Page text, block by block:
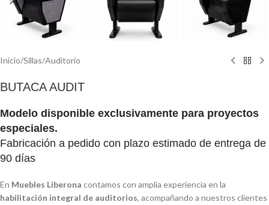
Inicio/Sillas/Auditorio
BUTACA AUDIT
Modelo disponible exclusivamente para proyectos
especiales.
Fabricación a pedido con plazo estimado de entrega de
90 días
En Muebles Liberona contamos con amplia experiencia en la
habilitación integral de auditorios, acompañando a nuestros clientes